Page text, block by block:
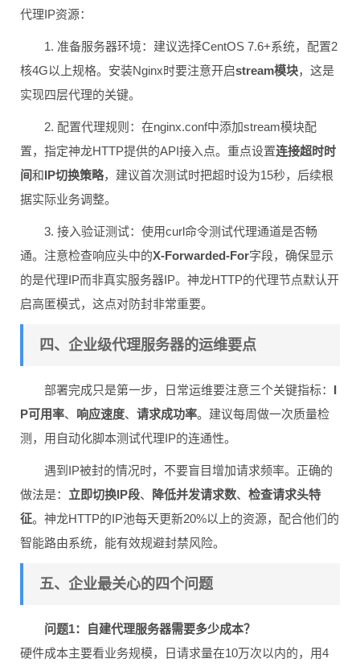
代理IP资源：
1. 准备服务器环境：建议选择CentOS 7.6+系统，配置2
核4G以上规格。安装Nginx时要注意开启stream模块，这是
实现四层代理的关键。
2. 配置代理规则：在nginx.conf中添加stream模块配
置，指定神龙HTTP提供的API接入点。重点设置连接超时时
间和IP切换策略，建议首次测试时把超时设为15秒，后续根
据实际业务调整。
3. 接入验证测试：使用curl命令测试代理通道是否畅
通。注意检查响应头中的X-Forwarded-For字段，确保显示
的是代理IP而非真实服务器IP。神龙HTTP的代理节点默认开
启高匿模式，这点对防封非常重要。
四、企业级代理服务器的运维要点
部署完成只是第一步，日常运维要注意三个关键指标： I
P可用率、 响应速度、 请求成功率。建议每周做一次质量检
测，用自动化脚本测试代理IP的连通性。
遇到IP被封的情况时，不要盲目增加请求频率。正确的
做法是： 立即切换IP段、 降低并发请求数、 检查请求头特
征。神龙HTTP的IP池每天更新20%以上的资源，配合他们的
智能路由系统，能有效规避封禁风险。
五、企业最关心的四个问题
问题1：自建代理服务器需要多少成本？
硬件成本主要看业务规模，日请求量在10万次以内的，用4